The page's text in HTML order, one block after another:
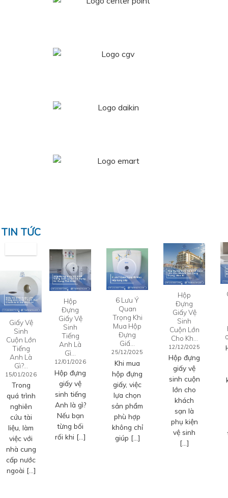
TIN TỨC
Giấy Vệ
Sinh
Cuộn Lớn
Tiếng
Anh Là
Gì?…
15/01/2026
Trong
quá trình
nghiên
cứu tài
liệu, làm
việc với
nhà cung
cấp nước
ngoài […]
Hộp
Đựng
Giấy Vệ
Sinh
Tiếng
Anh Là
Gì…
12/01/2026
Hộp đựng
giấy vệ
sinh tiếng
Anh là gì?
Nếu bạn
từng bối
rối khi […]
6 Lưu Ý
Quan
Trọng Khi
Mua Hộp
Đựng
Giấ…
25/12/2025
Khi mua
hộp đựng
giấy, việc
lựa chọn
sản phẩm
phù hợp
không chỉ
giúp […]
Hộp
Đựng
Giấy Vệ
Sinh
Cuộn Lớn
Cho Kh…
12/12/2025
Hộp đựng
giấy vệ
sinh cuộn
lớn cho
khách
sạn là
phụ kiện
vệ sinh
[…]